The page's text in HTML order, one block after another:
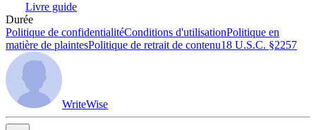
Livre guide
Durée
Politique de confidentialitéConditions d'utilisationPolitique en
matière de plaintesPolitique de retrait de contenu18 U.S.C. §2257
WriteWise